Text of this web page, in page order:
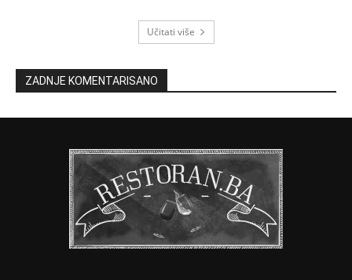
Učitati više
ZADNJE KOMENTARISANO